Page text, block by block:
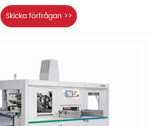
Skicka förfrågan >>